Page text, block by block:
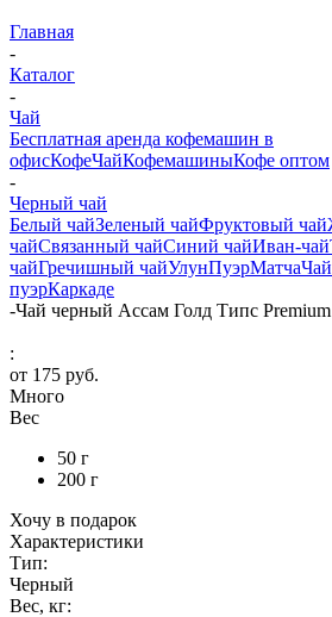
Главная
-
Каталог
-
Чай
Бесплатная аренда кофемашин в
офисКофеЧайКофемашиныКофе оптом
-
Черный чай
Белый чайЗеленый чайФруктовый чай
чайСвязанный чайСиний чайИван-чай
чайГречишный чайУлунПуэрМатча
пуэрКаркаде
-Чай черный Ассам Голд Типс Premium
:
от 175 руб.
Много
Вес
50 г
200 г
Хочу в подарок
Характеристики
Тип:
Черный
Вес, кг: